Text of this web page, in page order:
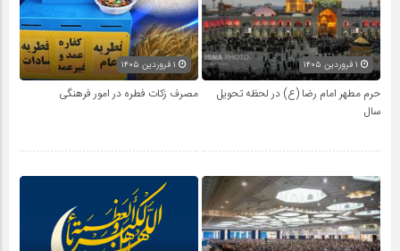
حرم مطهر امام رضا (ع) در لحظه تحویل
سال
مصرف زکات فطره در امور فرهنگی